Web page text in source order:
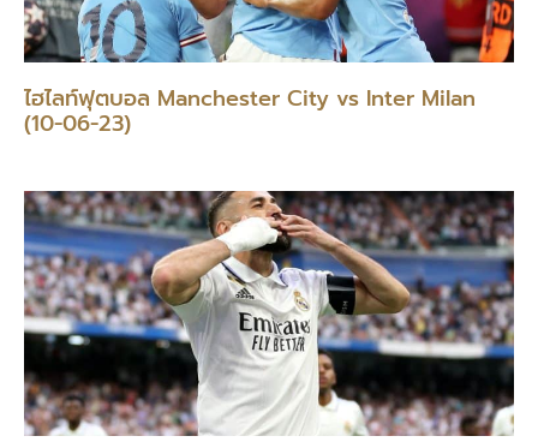
ไฮไลท์ฟุตบอล Manchester City vs Inter Milan
(10-06-23)